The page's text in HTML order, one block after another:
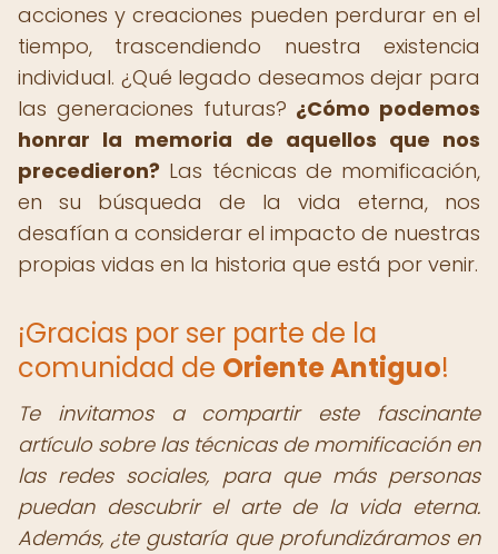
acciones y creaciones pueden perdurar en el
tiempo, trascendiendo nuestra existencia
individual. ¿Qué legado deseamos dejar para
las generaciones futuras? ¿Cómo podemos
honrar la memoria de aquellos que nos
precedieron? Las técnicas de momificación,
en su búsqueda de la vida eterna, nos
desafían a considerar el impacto de nuestras
propias vidas en la historia que está por venir.
¡Gracias por ser parte de la
comunidad de Oriente Antiguo!
Te invitamos a compartir este fascinante
artículo sobre las técnicas de momificación en
las redes sociales, para que más personas
puedan descubrir el arte de la vida eterna.
Además, ¿te gustaría que profundizáramos en